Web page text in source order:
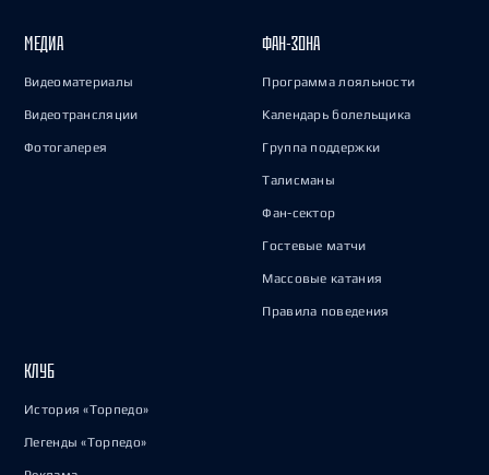
МЕДИА
Видеоматериалы
Видеотрансляции
Фотогалерея
ФАН-ЗОНА
Программа лояльности
Календарь болельщика
Группа поддержки
Талисманы
Фан-сектор
Гостевые матчи
Массовые катания
Правила поведения
КЛУБ
История «Торпедо»
Легенды «Торпедо»